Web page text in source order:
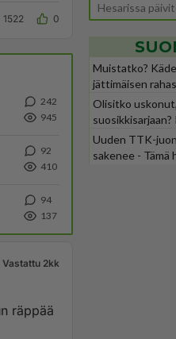
1522 0
242
945
92
410
94
137
Vastattu 2kk
räppää
Muistatko?
jättimäisen
Olisitko
jättiyllätyksellä
Uuden TTK-
sakenee - Tämä